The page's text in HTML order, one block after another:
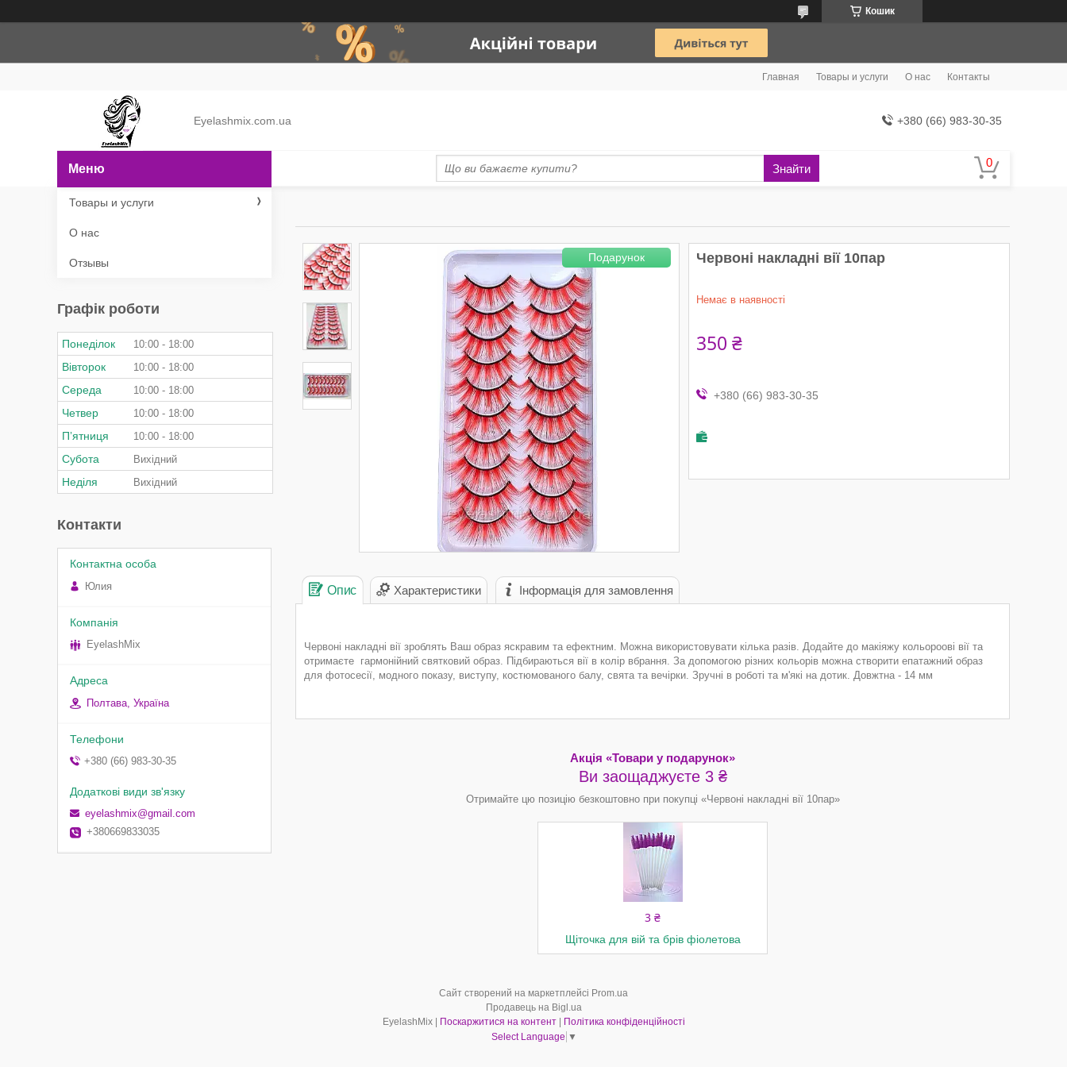
Кошик
Главная Товары и услуги О нас Контакты
Eyelashmix.com.ua +380 (66) 983-30-35
Знайти
Подарунок Червоні накладні вії 10пар
Немає в наявності
350 ₴
+380 (66) 983-30-35
Опис Характеристики Інформація для замовлення
Червоні накладні вії зроблять Ваш образ яскравим та ефектним. Можна використовувати кілька разів. Додайте до макіяжу кольороові вії та
отримаєте гармонійний святковий образ. Підбираються вії в колір вбрання. За допомогою різних кольорів можна створити епатажний образ
для фотосесії, модного показу, виступу, костюмованого балу, свята та вечірки. Зручні в роботі та м'які на дотик. Довжтна - 14 мм
Акція «Товари у подарунок»
Ви заощаджуєте 3 ₴
Отримайте цю позицію безкоштовно при покупці «Червоні накладні вії 10пар»
3 ₴
Щіточка для вій та брів фіолетова
Товары и услуги
О нас
Отзывы
Графік роботи
Понеділок 10:00 18:00
Вівторок 10:00 18:00
Середа 10:00 18:00
Четвер 10:00 18:00
Пʼятниця 10:00 18:00
Субота Вихідний
Неділя Вихідний
Контакти
Юлия
EyelashMix
Полтава, Україна
+380 (66) 983-30-35
eyelashmix@gmail.com
+380669833035
Сайт створений на маркетплейсі Prom.ua
Продавець на Bigl.ua
Поскаржитися на контент
Політика конфіденційності
Select Language ▼